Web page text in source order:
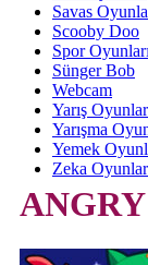
Savas
Scooby Doo
Spor Oyunları
Sünger Bob
Webcam
Yarış
Yarışma
Yemek
Zeka